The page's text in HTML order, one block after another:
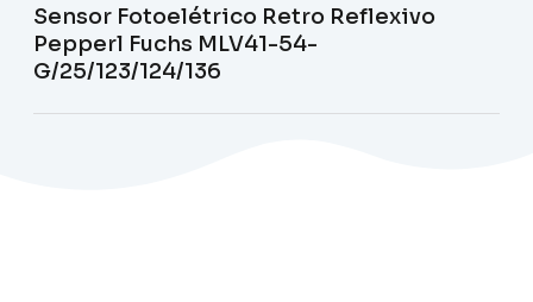
Sensor Fotoelétrico Retro Reflexivo
Pepperl Fuchs MLV41-54-
G/25/123/124/136